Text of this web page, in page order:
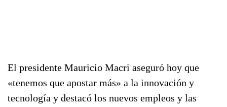
El presidente Mauricio Macri aseguró hoy que
«tenemos que apostar más» a la innovación y
tecnología y destacó los nuevos empleos y las